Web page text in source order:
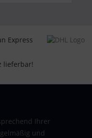
Ihrer
und